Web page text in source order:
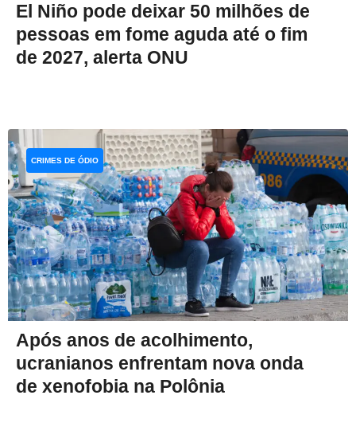
El Niño pode deixar 50 milhões de
pessoas em fome aguda até o fim
de 2027, alerta ONU
Após anos de acolhimento,
ucranianos enfrentam nova onda
de xenofobia na Polônia
CRIMES DE ÓDIO